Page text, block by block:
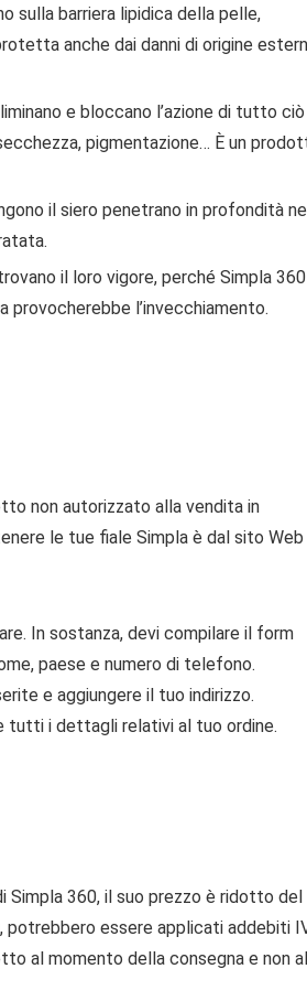
sulla barriera lipidica della pelle,
anche dai danni di origine
e bloccano l’azione di tutto ciò
pigmentazione… È un
il siero penetrano in profondità
il loro vigore, perché Simpla 360
provocherebbe l’invecchiamento.
non autorizzato alla vendita in
le tue fiale Simpla è dal sito Web
In sostanza, devi compilare il form
paese e numero di telefono.
e aggiungere il tuo indirizzo.
tutti i dettagli relativi al tuo ordine.
360, il suo prezzo è ridotto del
potrebbero essere applicati addebiti
al momento della consegna e non al